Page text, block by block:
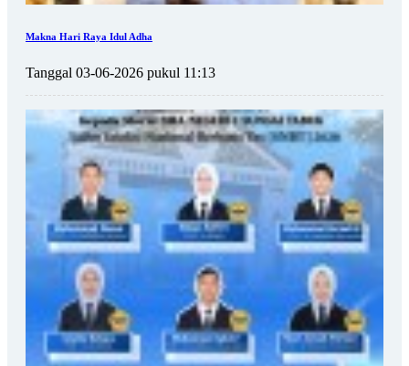
Makna Hari Raya Idul Adha
Tanggal 03-06-2026 pukul 11:13